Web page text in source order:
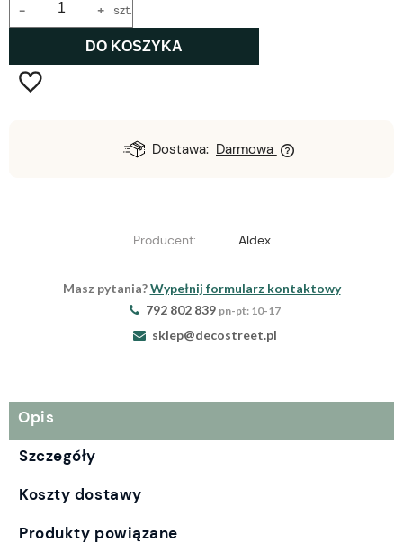
+
- szt.
DO KOSZYKA
Dostawa: Darmowa
Producent: Aldex
Masz pytania?Wypełnij formularz kontaktowy
792 802 839 pn-pt: 10-17
sklep@decostreet.pl
Opis
Szczegóły
Koszty dostawy
Produkty powiązane